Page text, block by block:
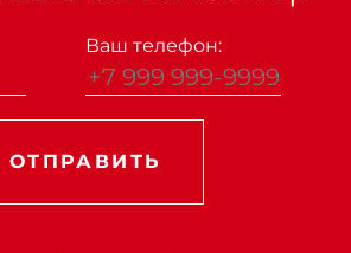
Ваш телефон:
ОТПРАВИТЬ